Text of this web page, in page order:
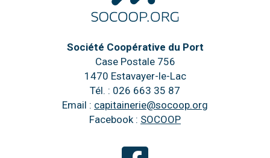
Société Coopérative du Port
Case Postale 756
1470 Estavayer-le-Lac
Tél. : 026 663 35 87
Email : capitainerie@socoop.org
Facebook : SOCOOP